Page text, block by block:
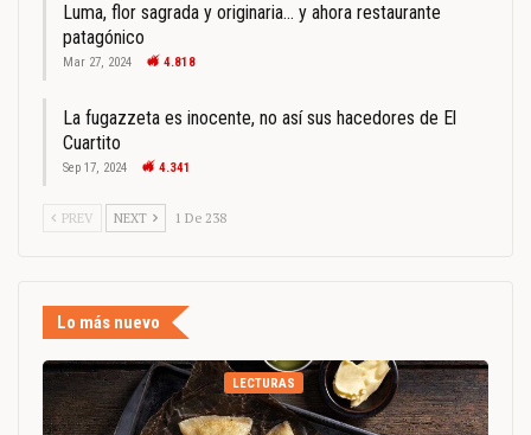
Luma, flor sagrada y originaria… y ahora restaurante
patagónico
Mar 27, 2024 4.818
La fugazzeta es inocente, no así sus hacedores de El
Cuartito
Sep 17, 2024 4.341
PREV NEXT 1 De 238
Lo más nuevo
LECTURAS